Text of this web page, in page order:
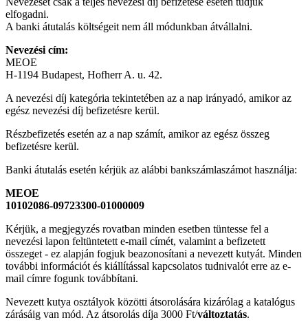
elfogadni.
A banki átutalás költségeit nem áll módunkban átvállalni.
Nevezési cím:
MEOE
H-1194 Budapest, Hofherr A. u. 42.
A nevezési díj kategória tekintetében az a nap irányadó, amikor az
egész nevezési díj befizetésre kerül.
Részbefizetés esetén az a nap számít, amikor az egész összeg
befizetésre kerül.
Banki átutalás esetén kérjük az alábbi bankszámlaszámot használja:
MEOE
10102086-09723300-01000009
Kérjük, a megjegyzés rovatban minden esetben tüntesse fel a
nevezési lapon feltüntetett e-mail címét, valamint a befizetett
összeget - ez alapján fogjuk beazonosítani a nevezett kutyát. Minden
további információt és kiállítással kapcsolatos tudnivalót erre az e-
mail címre fogunk továbbítani.
Nevezett kutya osztályok közötti átsorolására kizárólag a katalógus
zárásáig van mód. Az átsorolás díja 3000 Ft/változtatás.